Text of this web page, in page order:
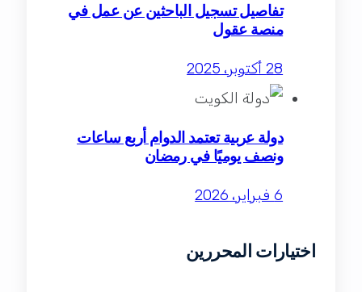
تفاصيل تسجيل الباحثين عن عمل في
منصة عقول
28 أكتوبر، 2025
دولة عربية تعتمد الدوام أربع ساعات
ونصف يوميًا في رمضان
6 فبراير، 2026
اختيارات المحررين